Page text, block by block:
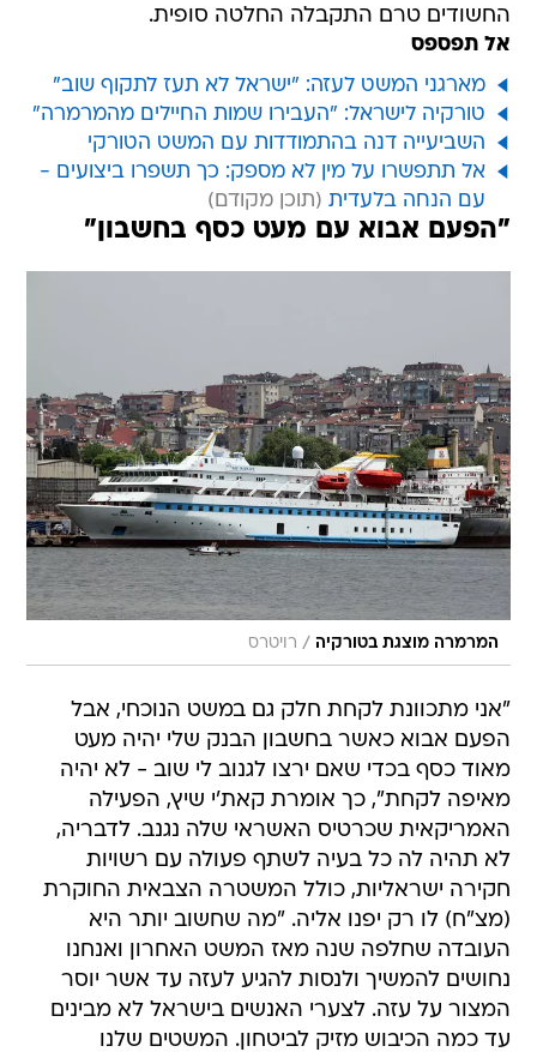
החשודים טרם התקבלה החלטה סופית.
אל תפספס
מארגני המשט לעזה: "ישראל לא תעז לתקוף שוב"
טורקיה לישראל: "העבירו שמות החיילים מהמרמרה"
השביעייה דנה בהתמודדות עם המשט הטורקי
אל תתפשרו על מין לא מספק: כך תשפרו ביצועים -
עם הנחה בלעדית
"הפעם אבוא עם מעט כסף בחשבון"
המרמרה מוצגת בטורקיה / רויטרס
"אני מתכוונת לקחת חלק גם במשט הנוכחי, אבל
הפעם אבוא כאשר בחשבון הבנק שלי יהיה מעט
מאוד כסף בכדי שאם ירצו לגנוב לי שוב - לא יהיה
מאיפה לקחת", כך אומרת קאת'י שיץ, הפעילה
האמריקאית שכרטיס האשראי שלה נגנב. לדבריה,
לא תהיה לה כל בעיה לשתף פעולה עם רשויות
חקירה ישראליות, כולל המשטרה הצבאית החוקרת
(מצ"ח) לו רק יפנו אליה. "מה שחשוב יותר היא
העובדה שחלפה שנה מאז המשט האחרון ואנחנו
נחושים להמשיך ולנסות להגיע לעזה עד אשר יוסר
המצור על עזה. לצערי האנשים בישראל לא מבינים
עד כמה הכיבוש מזיק לביטחון. המשטים שלנו